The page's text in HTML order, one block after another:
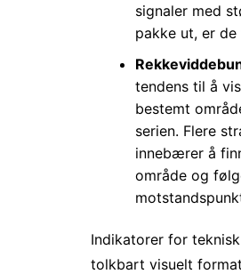
signaler med
pakke ut, er
tendens til å
bestemt
serien. Flere
innebærer å
område og
Indikatorer for
tolkbart visuelt